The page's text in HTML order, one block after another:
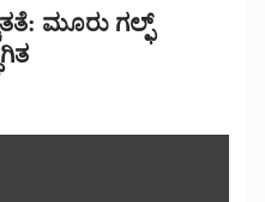
ಮೂರು ಗಲ್ಫ್